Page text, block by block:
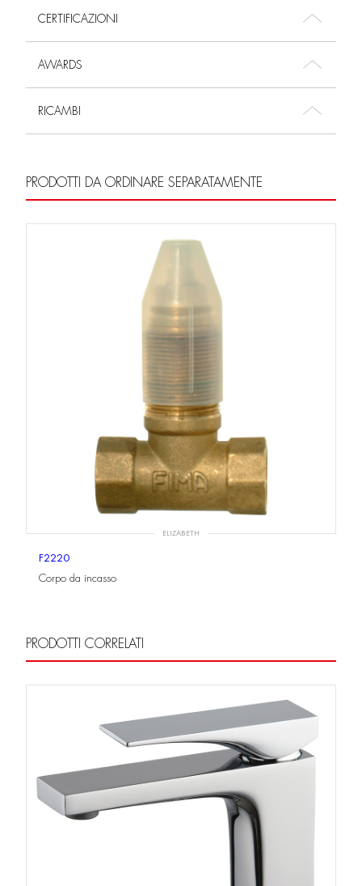
CERTIFICAZIONI
AWARDS
RICAMBI
PRODOTTI DA ORDINARE SEPARATAMENTE
ELIZABETH
F2220
Corpo da incasso
PRODOTTI CORRELATI